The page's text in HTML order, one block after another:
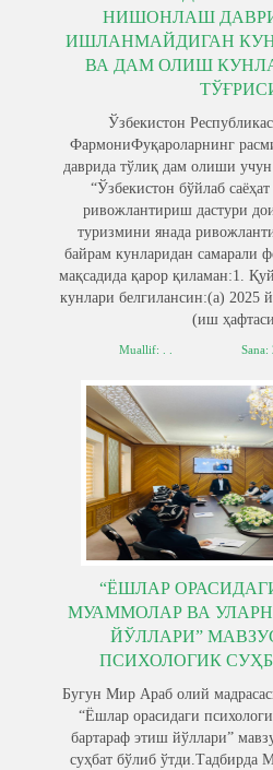
НИШОНЛАШ
ИШЛАНМАЙДИГАН
ВА ДАМ ОЛИШ
Ўзбекистон
ФармониФуқароларнинг
даврида тўлиқ дам олиши
“Ўзбекистон бўйлаб
ривожлантириш дастури
туризмини янада
байрам кунларидан самарали
мақсадида қарор қиламан:1.
кунлари белгилансин:(а) 2025
(иш
Muallif: . . Sana:
“ЁШЛАР
МУАММОЛАР ВА
ЙЎЛЛАРИ”
ПСИХОЛОГИК
Бугун Мир Араб олий
“Ёшлар орасидаги
бартараф этиш йўллари”
суҳбат бўлиб ўтди.Тадбирда